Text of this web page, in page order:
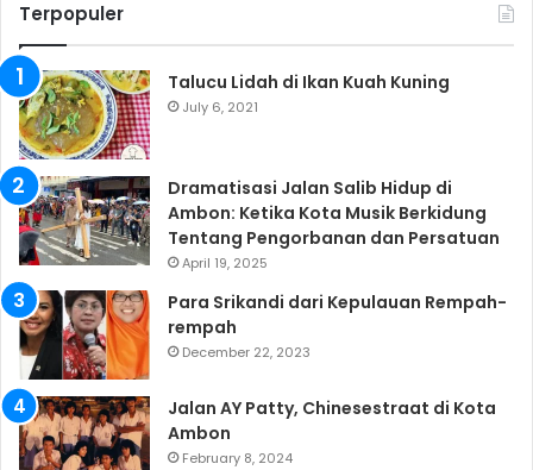
Terpopuler
Talucu Lidah di Ikan Kuah Kuning
July 6, 2021
Dramatisasi Jalan Salib Hidup di
Ambon: Ketika Kota Musik Berkidung
Tentang Pengorbanan dan Persatuan
April 19, 2025
Para Srikandi dari Kepulauan Rempah-
rempah
December 22, 2023
Jalan AY Patty, Chinesestraat di Kota
Ambon
February 8, 2024